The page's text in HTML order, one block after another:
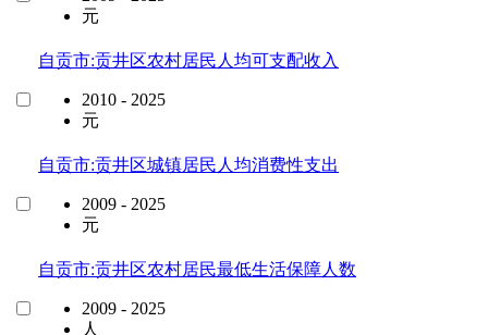
元
自贡市:贡井区农村居民人均可支配收入
2010 - 2025
元
自贡市:贡井区城镇居民人均消费性支出
2009 - 2025
元
自贡市:贡井区农村居民最低生活保障人数
2009 - 2025
人